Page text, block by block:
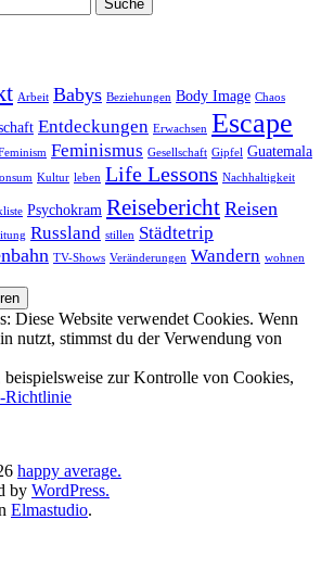
Arbeit Babys Beziehungen Body Image Chaos
Entdeckungen Erwachsen Escape
Feminismus Gesellschaft Gipfel Guatemala
Kultur leben Life Lessons Nachhaltigkeit
Psychokram Reisebericht Reisen
Russland stillen Städtetrip
TV-Shows Veränderungen Wandern wohnen
Diese Website verwendet Cookies. Wenn
nutzt, stimmst du der Verwendung von
zur Kontrolle von Cookies,
Richtlinie
happy average.
by WordPress.
Elmastudio.